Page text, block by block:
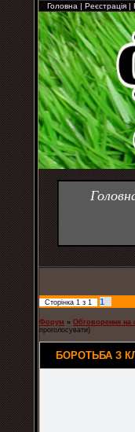
Головна | Реєстрація |
Сторінка 1 з 1 1
Форум » Обговорення на
проголосувати)
БОРОТЬБА З